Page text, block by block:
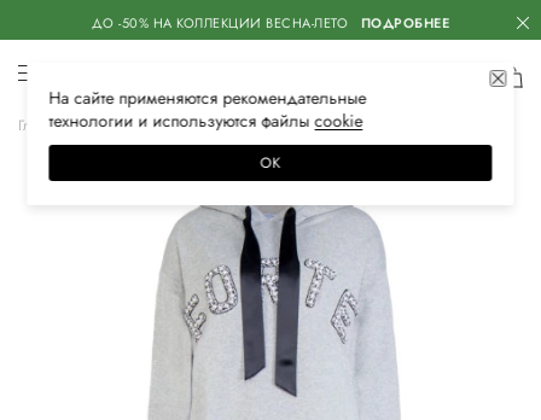
ДО -50% НА КОЛЛЕКЦИИ ВЕСНА-ЛЕТО ПОДРОБНЕЕ
Главная Женская Одежда Костюмы Спортивный костюм
На сайте применяются рекомендательные
технологии и используются файлысооkiе
ОК